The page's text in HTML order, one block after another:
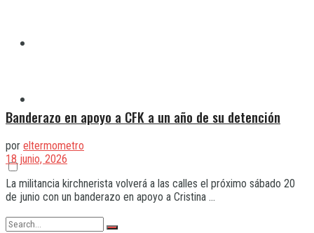
Banderazo en apoyo a CFK a un año de su detención
por eltermometro
18 junio, 2026
La militancia kirchnerista volverá a las calles el próximo sábado 20
de junio con un banderazo en apoyo a Cristina ...